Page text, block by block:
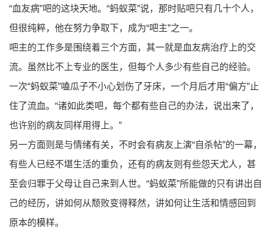
“血友病”吧的这块天地。“蚂蚁菜”说，那时贴吧只有几十个人，
但很纯粹，他在努力争取下，成为“吧主”之一。
吧主的工作多是围绕着三个方面，其一就是血友病治疗上的交
流。虽然比不上专业的医生，但每个人多少有些自己的经验。
一次“蚂蚁菜”嗑瓜子不小心划伤了牙床，一个月后才用“偏方”止
住了流血。“诸如此类吧，每个都有些自己的办法，说出来了，
也许别的病友同样用得上。”
另一方面则是与情绪有关，不时会有病友上演“自杀帖”的一幕，
有些人已经不堪生活的重负，还有的病友则有些怨天尤人，甚
至会归罪于父母让自己来到人世。“蚂蚁菜”所能做的只有讲出自
己的经历，讲如何从颓败变得释然，讲如何让生活和情感回到
原本的模样。